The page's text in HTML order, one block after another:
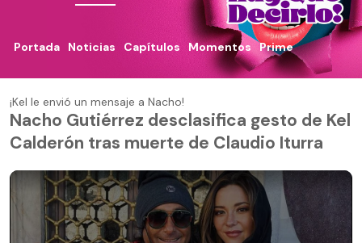
Portada Noticias Capítulos Momentos Prime
¡Kel le envió un mensaje a Nacho!
Nacho Gutiérrez desclasifica gesto de Kel
Calderón tras muerte de Claudio Iturra